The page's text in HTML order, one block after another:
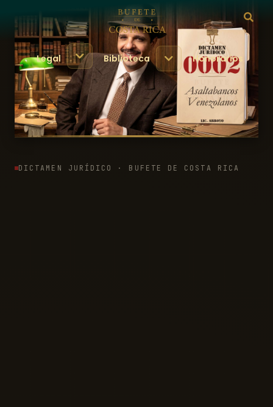
Legal Biblioteca Honorarios
DICTAMEN JURÍDICO · BUFETE DE COSTA RICA